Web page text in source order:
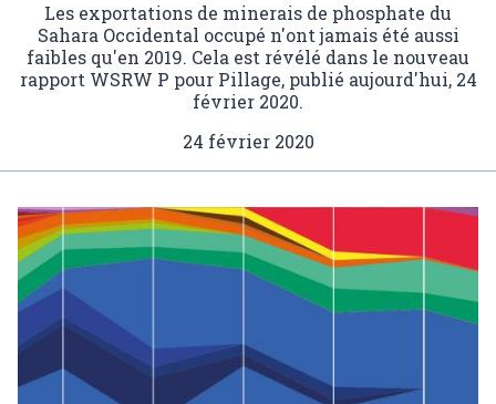
Les exportations de minerais de phosphate du
Sahara Occidental occupé n'ont jamais été aussi
faibles qu'en 2019. Cela est révélé dans le nouveau
rapport WSRW P pour Pillage, publié aujourd'hui, 24
février 2020.
24 février 2020